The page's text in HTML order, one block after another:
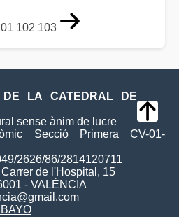
102 103
DE LA CATEDRAL DE
sense ànim de lucre
Secció Primera CV-01-
2626/86/2814120711
de l'Hospital, 15
- VALÈNCIA